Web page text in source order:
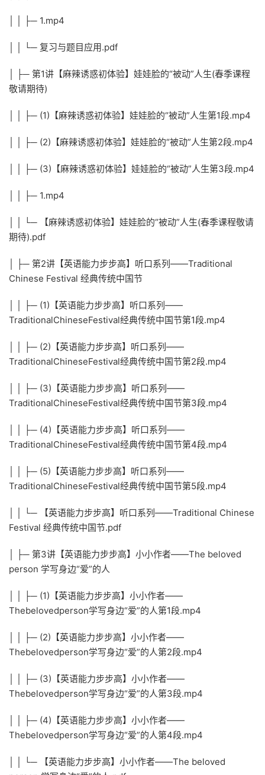
│ │ ├─ 1.mp4
│ │ └─ 复习与题目应用.pdf
│ ├─ 第1讲【麻辣诱惑初体验】娃娃脸的“被动”人生(春季课程
敬请期待)
│ │ ├─ (1)【麻辣诱惑初体验】娃娃脸的“被动”人生第1段.mp4
│ │ ├─ (2)【麻辣诱惑初体验】娃娃脸的“被动”人生第2段.mp4
│ │ ├─ (3)【麻辣诱惑初体验】娃娃脸的“被动”人生第3段.mp4
│ │ ├─ 1.mp4
│ │ └─ 【麻辣诱惑初体验】娃娃脸的“被动”人生(春季课程敬请
期待).pdf
│ ├─ 第2讲【英语能力步步高】听口系列——Traditional
Chinese Festival 经典传统中国节
│ │ ├─ (1)【英语能力步步高】听口系列——
TraditionalChineseFestival经典传统中国节第1段.mp4
│ │ ├─ (2)【英语能力步步高】听口系列——
TraditionalChineseFestival经典传统中国节第2段.mp4
│ │ ├─ (3)【英语能力步步高】听口系列——
TraditionalChineseFestival经典传统中国节第3段.mp4
│ │ ├─ (4)【英语能力步步高】听口系列——
TraditionalChineseFestival经典传统中国节第4段.mp4
│ │ ├─ (5)【英语能力步步高】听口系列——
TraditionalChineseFestival经典传统中国节第5段.mp4
│ │ └─ 【英语能力步步高】听口系列——Traditional Chinese
Festival 经典传统中国节.pdf
│ ├─ 第3讲【英语能力步步高】小小作者——The beloved
person 学写身边“爱”的人
│ │ ├─ (1)【英语能力步步高】小小作者——
Thebelovedperson学写身边“爱”的人第1段.mp4
│ │ ├─ (2)【英语能力步步高】小小作者——
Thebelovedperson学写身边“爱”的人第2段.mp4
│ │ ├─ (3)【英语能力步步高】小小作者——
Thebelovedperson学写身边“爱”的人第3段.mp4
│ │ ├─ (4)【英语能力步步高】小小作者——
Thebelovedperson学写身边“爱”的人第4段.mp4
│ │ └─ 【英语能力步步高】小小作者——The beloved